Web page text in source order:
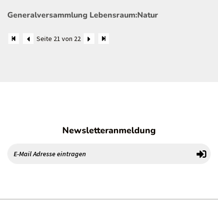
Generalversammlung Lebensraum:Natur
Seite 21 von 22
Newsletteranmeldung